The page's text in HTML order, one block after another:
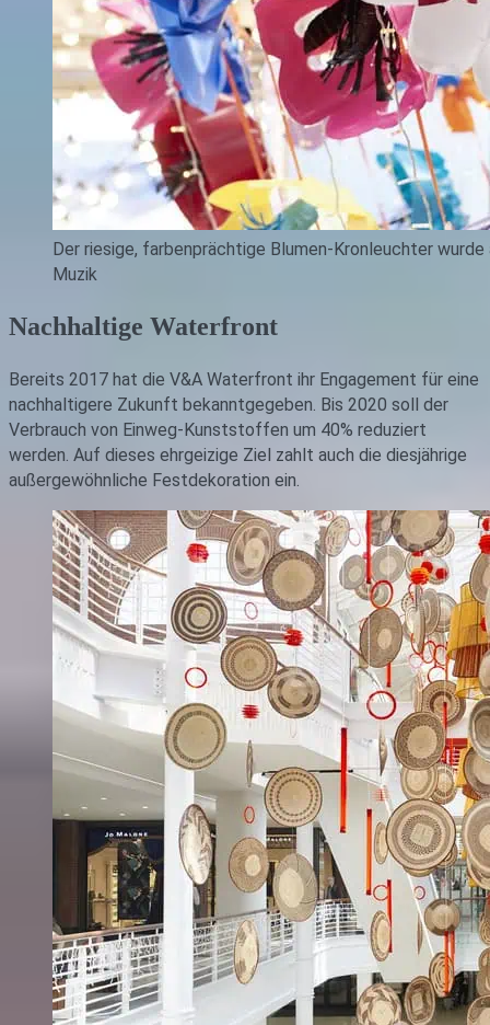
Der riesige, farbenprächtige Blumen-Kronleuchter
Muzik
Nachhaltige Waterfront
Bereits 2017 hat die V&A Waterfront ihr Engagement für eine
nachhaltigere Zukunft bekanntgegeben. Bis 2020 soll der
Verbrauch von Einweg-Kunststoffen um 40% reduziert
werden. Auf dieses ehrgeizige Ziel zahlt auch die diesjährige
außergewöhnliche Festdekoration ein.